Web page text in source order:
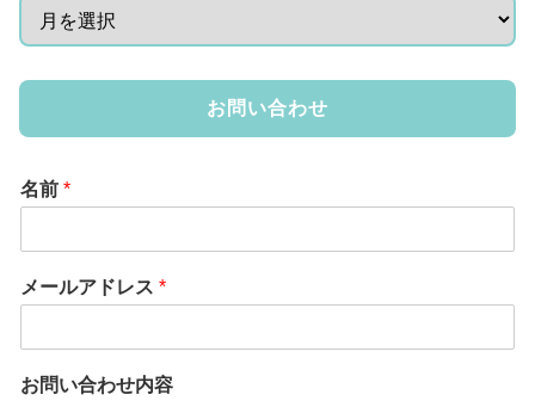
お問い合わせ
名前 *
メールアドレス *
お問い合わせ内容